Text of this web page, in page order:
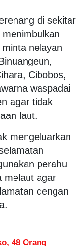
di sekitar
nelayan
Cibobos,
waspadai
agar tidak
laut.
mengeluarkan
perahu
melaut agar
dengan
48 Orang